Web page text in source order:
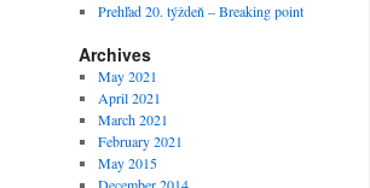
Prehľad 20. týždeň – Breaking point
Archives
May 2021
April 2021
March 2021
February 2021
May 2015